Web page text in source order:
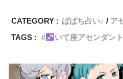
CATEGORY : ぱぱち占い♪
ア
TAGS :
いて座アセンダント